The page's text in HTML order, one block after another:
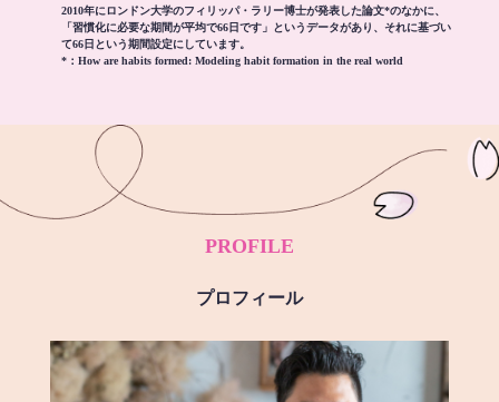
2010年にロンドン大学のフィリッパ・ラリー博士が発表した論文*のなかに、
「習慣化に必要な期間が平均で66日です」というデータがあり、それに基づい
て66日という期間設定にしています。
*： How are habits formed: Modeling habit formation in the real world
PROFILE
プロフィール